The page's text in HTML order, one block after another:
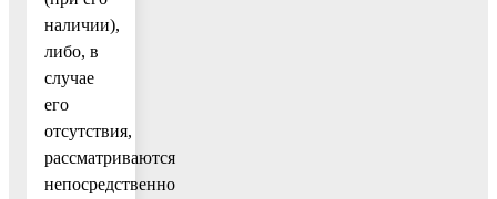
наличии),
либо, в
случае
его
отсутствия,
рассматриваются
непосредственно